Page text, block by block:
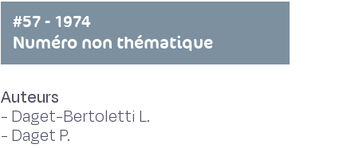
#57 - 1974
Numéro non thématique
Auteurs
- Daget-Bertoletti L.
- Daget P.